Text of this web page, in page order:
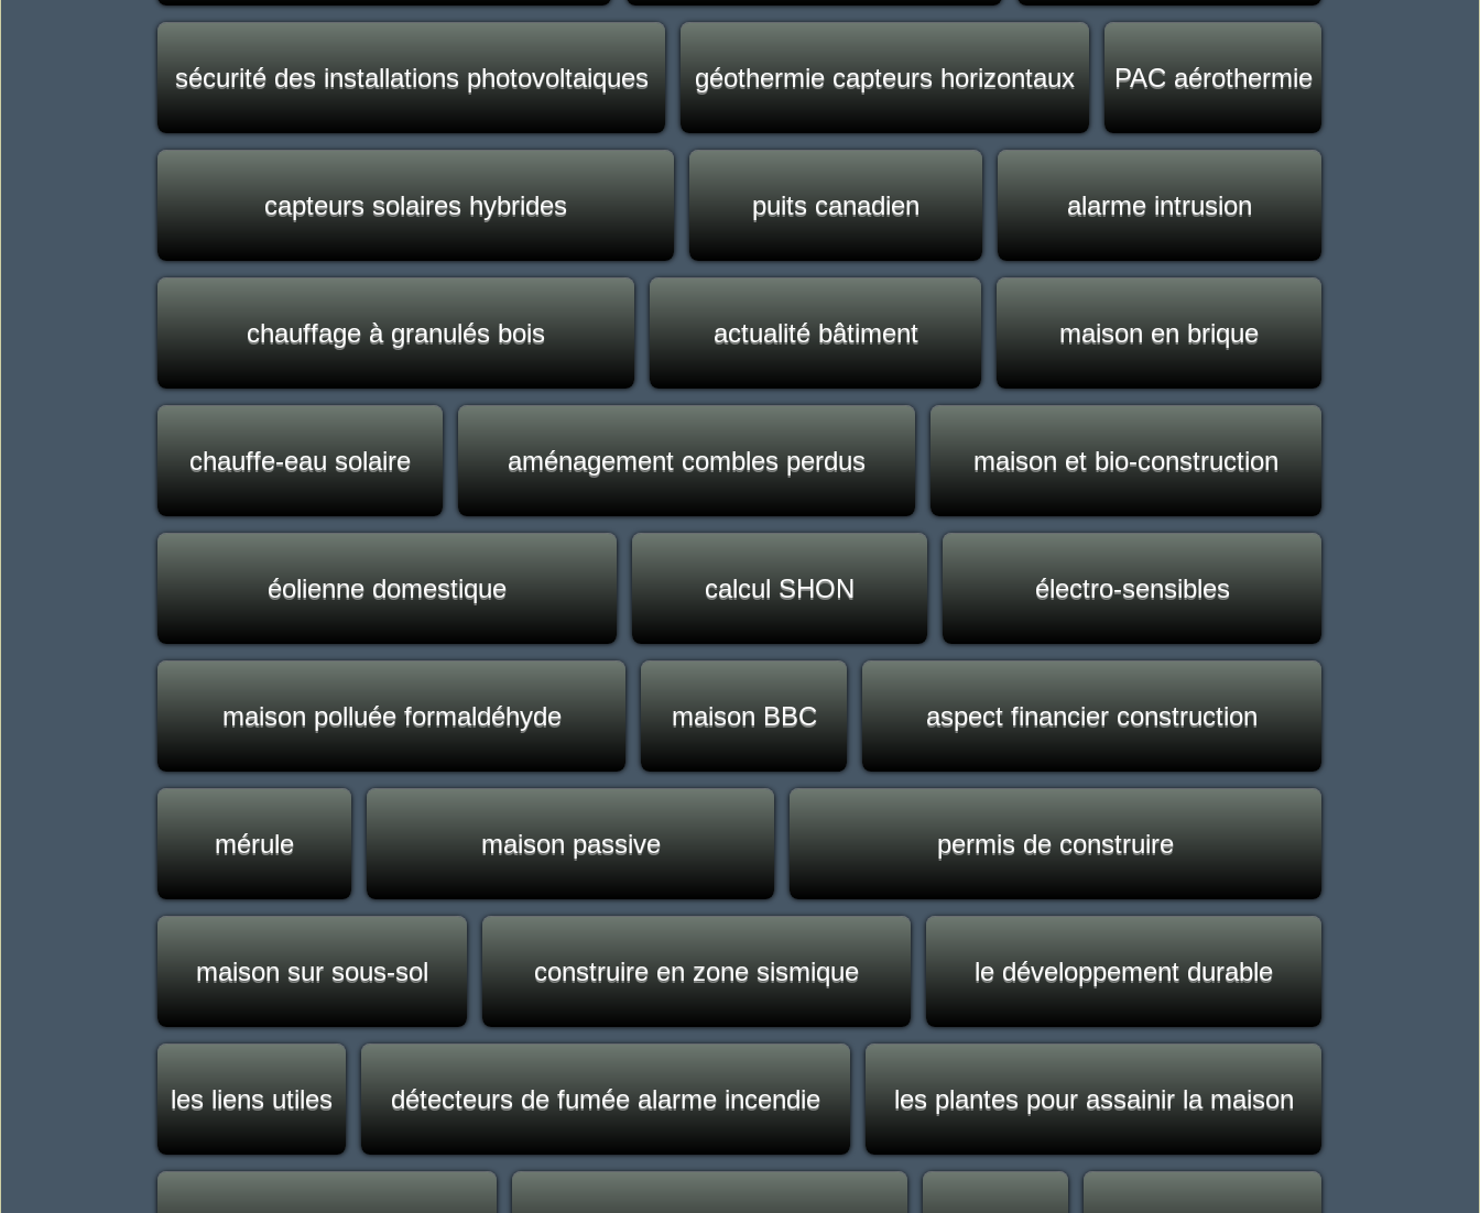
sécurité des installations photovoltaiques géothermie capteurs horizontaux PAC aérothermie
capteurs solaires hybrides puits canadien alarme intrusion
chauffage à granulés bois actualité bâtiment maison en brique
chauffe-eau solaire aménagement combles perdus maison et bio-construction
éolienne domestique calcul SHON électro-sensibles
maison polluée formaldéhyde maison BBC aspect financier construction
mérule maison passive permis de construire
maison sur sous-sol construire en zone sismique le développement durable
les liens utiles détecteurs de fumée alarme incendie les plantes pour assainir la maison